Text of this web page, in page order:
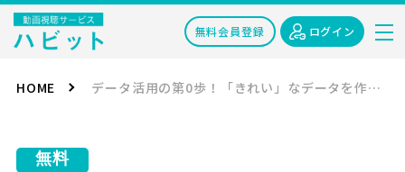
無料会員登録 ログイン
HOME データ活用の第0歩！「きれい」なデータを作るためのデータクレンジング超入門
無料